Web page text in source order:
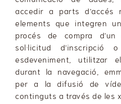
accedir a parts d’accés
elements que integren
procés de compra
sol·licitud
esdeveniment, utilitzar
durant la navegació,
per a la difusió de
continguts a través de les